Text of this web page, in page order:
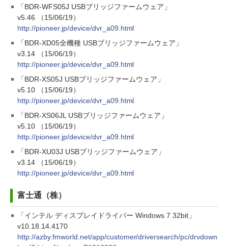
「BDR-WFS05J USBブリッジファームウェア」
v5.46 （15/06/19）
http://pioneer.jp/device/dvr_a09.html
「BDR-XD05全機種 USBブリッジファームウェア」
v3.14 （15/06/19）
http://pioneer.jp/device/dvr_a09.html
「BDR-XS05J USBブリッジファームウェア」
v5.10 （15/06/19）
http://pioneer.jp/device/dvr_a09.html
「BDR-XS06JL USBブリッジファームウェア」
v5.10 （15/06/19）
http://pioneer.jp/device/dvr_a09.html
「BDR-XU03J USBブリッジファームウェア」
v3.14 （15/06/19）
http://pioneer.jp/device/dvr_a09.html
富士通（株）
「インテル ディスプレイドライバー Windows 7 32bit」
v10.18.14.4170
http://azby.fmworld.net/app/customer/driversearch/pc/drvdown